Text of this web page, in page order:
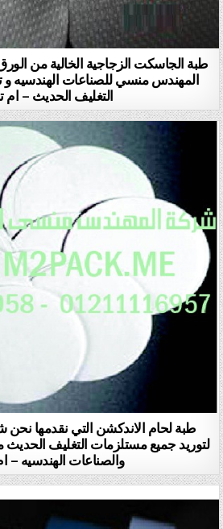
طبة الجاسكت الزجاجية الخالية من
المهندس منسي للصناعات الهندسيه و
التغليف الحديث – ام
طبة لحام الاندكشن التي نقدمها
لتوريد جميع مستلزمات التغليف الحديث
والصناعات الهندسيه –